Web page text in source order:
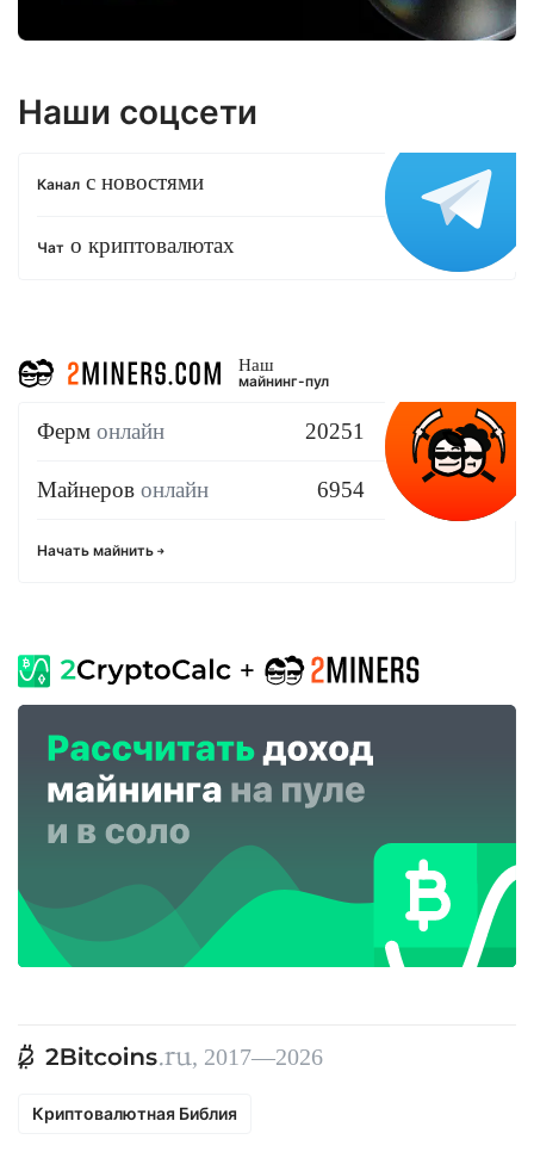
Наши соцсети
Канал с новостями
Чат о криптовалютах
Наш
майнинг-пул
Ферм онлайн 20251
Майнеров онлайн 6954
Начать майнить
, 2017—2026
Криптовалютная Библия